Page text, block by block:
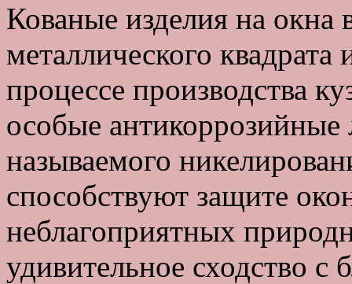
Кованые изделия на окна
металлического
процессе производства
особые
называемого
способствуют защите
неблагоприятных
удивительное сходство